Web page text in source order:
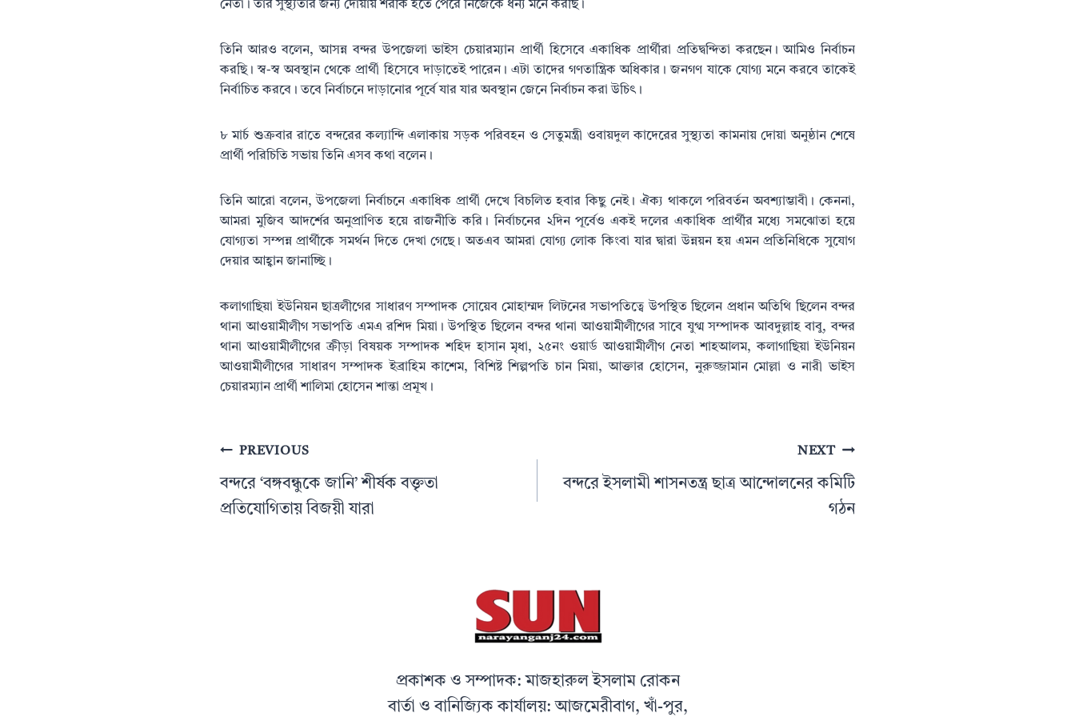
নেতা। তার সুস্থ্যতার জন্য দোয়ায় শরীক হতে পেরে নিজেকে ধন্য মনে করছি।
তিনি আরও বলেন, আসন্ন বন্দর উপজেলা ভাইস চেয়ারম্যান প্রার্থী হিসেবে একাধিক প্রার্থীরা প্রতিদ্বন্দিতা করছেন। আমিও নির্বাচন
করছি। স্ব-স্ব অবস্থান থেকে প্রার্থী হিসেবে দাড়াতেই পারেন। এটা তাদের গণতান্ত্রিক অধিকার। জনগণ যাকে যোগ্য মনে করবে তাকেই
নির্বাচিত করবে। তবে নির্বাচনে দাড়ানোর পূর্বে যার যার অবস্থান জেনে নির্বাচন করা উচিৎ।
৮ মার্চ শুক্রবার রাতে বন্দরের কল্যান্দি এলাকায় সড়ক পরিবহন ও সেতুমন্ত্রী ওবায়দুল কাদেরের সুস্থ্যতা কামনায় দোয়া অনুষ্ঠান শেষে
প্রার্থী পরিচিতি সভায় তিনি এসব কথা বলেন।
তিনি আরো বলেন, উপজেলা নির্বাচনে একাধিক প্রার্থী দেখে বিচলিত হবার কিছু নেই। ঐক্য থাকলে পরিবর্তন অবশ্যাম্ভাবী। কেননা,
আমরা মুজিব আদর্শের অনুপ্রাণিত হয়ে রাজনীতি করি। নির্বাচনের ২দিন পূর্বেও একই দলের একাধিক প্রার্থীর মধ্যে সমঝোতা হয়ে
যোগ্যতা সম্পন্ন প্রার্থীকে সমর্থন দিতে দেখা গেছে। অতএব আমরা যোগ্য লোক কিংবা যার দ্বারা উন্নয়ন হয় এমন প্রতিনিধিকে সুযোগ
দেয়ার আহ্বান জানাচ্ছি।
কলাগাছিয়া ইউনিয়ন ছাত্রলীগের সাধারণ সম্পাদক সোয়েব মোহাম্মদ লিটনের সভাপতিত্বে উপস্থিত ছিলেন প্রধান অতিথি ছিলেন বন্দর
থানা আওয়ামীলীগ সভাপতি এমএ রশিদ মিয়া। উপস্থিত ছিলেন বন্দর থানা আওয়ামীলীগের সাবে যুগ্ম সম্পাদক আবদুল্লাহ বাবু, বন্দর
থানা আওয়ামীলীগের ক্রীড়া বিষয়ক সম্পাদক শহিদ হাসান মৃধা, ২৫নং ওয়ার্ড আওয়ামীলীগ নেতা শাহআলম, কলাগাছিয়া ইউনিয়ন
আওয়ামীলীগের সাধারণ সম্পাদক ইব্রাহিম কাশেম, বিশিষ্ট শিল্পপতি চান মিয়া, আক্তার হোসেন, নুরুজ্জামান মোল্লা ও নারী ভাইস
চেয়ারম্যান প্রার্থী শালিমা হোসেন শান্তা প্রমূখ।
PostPREVIOUS
বন্দরে ‘বঙ্গবন্ধুকে জানি’ শীর্ষক বক্তৃতা
প্রতিযোগিতায় বিজয়ী যারা
NEXT
বন্দরে ইসলামী শাসনতন্ত্র ছাত্র আন্দোলনের কমিটি
গঠন
প্রকাশক ও সম্পাদক: মাজহারুল ইসলাম রোকন
বার্তা ও বানিজ্যিক কার্যালয়: আজমেরীবাগ, খাঁ-পুর,